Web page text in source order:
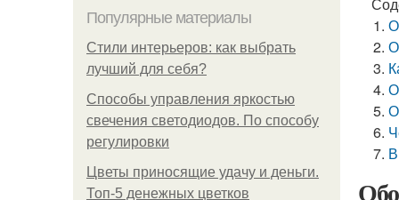
Популярные материалы
Стили интерьеров: как выбрать
лучший для себя?
Способы управления яркостью
свечения светодиодов. По способу
регулировки
Цветы приносящие удачу и деньги.
Топ-5 денежных цветков